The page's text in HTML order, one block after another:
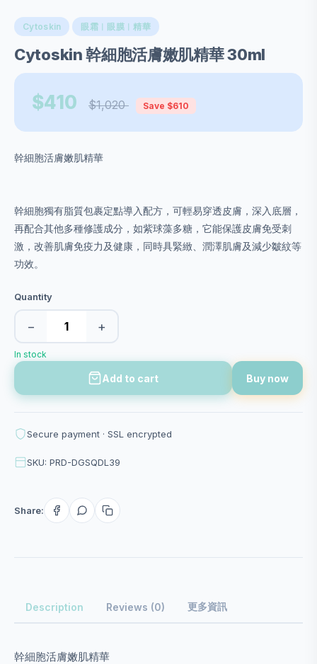
Cytoskin 眼霜︱眼膜︱精華
Cytoskin 幹細胞活膚嫩肌精華 30ml
$410 $1,020 Save $610
幹細胞活膚嫩肌精華
幹細胞獨有脂質包裹定點導入配方，可輕易穿透皮膚，深入底層，
再配合其他多種修護成分，如紫球藻多糖，它能保護皮膚免受刺
激，改善肌膚免疫力及健康，同時具緊緻、潤澤肌膚及減少皺紋等
功效。
Quantity
− +
In stock
Add to cart Buy now
Secure payment · SSL encrypted
SKU: PRD-DGSQDL39
Share:
Description Reviews (0) 更多資訊
幹細胞活膚嫩肌精華